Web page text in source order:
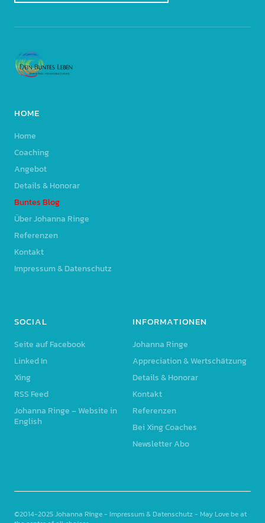
HOME
Home
Coaching
Angebot
Details & Honorar
Buntes Blog
Über Johanna Ringe
Referenzen
Kontakt
Impressum & Datenschutz
SOCIAL
Seite auf Facebook
Linked In
Xing
RSS Feed
Johanna Ringe – Website in
English
INFORMATIONEN
Johanna Ringe
Appreciation & Wertschätzung
Details & Honorar
Kontakt
Referenzen
Bei Xing Coaches
Newsletter Abo
©2014-2025Johanna Ringe- Impressum & Datenschutz- May Love be at